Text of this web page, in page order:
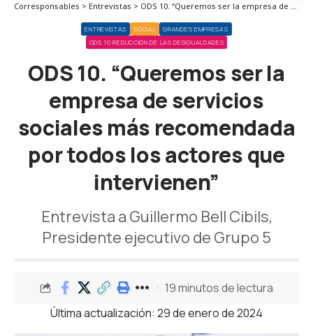
Corresponsables > Entrevistas > ODS 10. “Queremos ser la empresa de servicios sociales más recomendada por todos los actores que intervienen”
ENTREVISTAS SOCIAL
GRANDES EMPRESAS
ODS 10 REDUCCIÓN DE LAS DESIGUALDADES
ODS 10. “Queremos ser la
empresa de servicios
sociales más recomendada
por todos los actores que
intervienen”
Entrevista a Guillermo Bell Cibils,
Presidente ejecutivo de Grupo 5
Última actualización: 29 de enero de 2024
19 minutos de lectura